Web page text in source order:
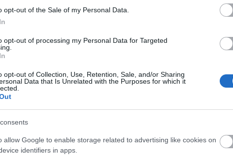
opt-out of the Sale of my Personal Data.
opt-out of processing my Personal Data for Targeted
opt-out of Collection, Use, Retention, Sale, and/or Sharing
Data that Is Unrelated with the Purposes for which it
allow Google to enable storage related to advertising like cookies on
identifiers in apps.
másodszor amikor elfelejtik.Petress Zsuzsa
... Most
hogy hányadikat, hiszen ő egy primadonna. Kortalan.
a Marica grófnő, A víg özvegy főszereplője,
országban, amiért meg is kapta a kitüntetéseket. Jó
hangját szerencsére rengeteg felvétel örzi. A
énektudása, vonzó megjelenése és iróniába hajló
hogy jó ember legyen. A civil életben mosolya volt a dísze,
többek között engem is. Gyulai-Gaál Ferenc az
Dr. Gyulai -Gaál Szabolcs ma is a művészet közelében
beszélni, akkor hajnalig mesélnék, de két fontos